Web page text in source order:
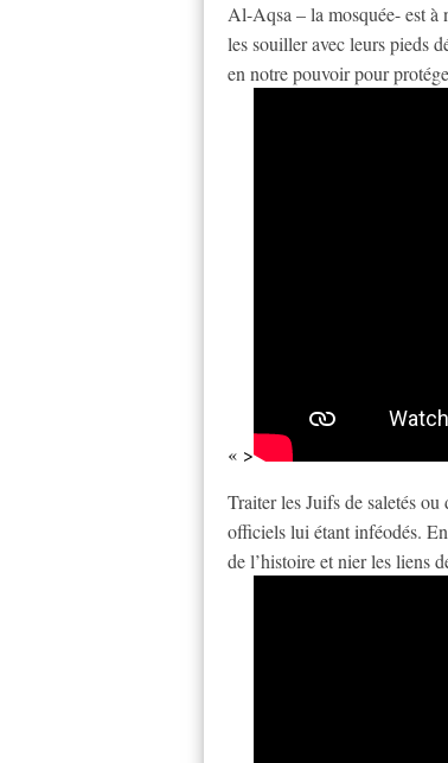
Al-Aqsa – la mosquée- est à
les souiller avec leurs pieds
en notre pouvoir pour
« >
Traiter les Juifs de saletés
officiels lui étant inféodés.
de l’histoire et nier les liens